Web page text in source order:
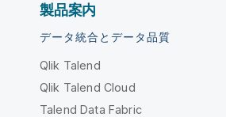
製品案内
データ統合とデータ品質
Qlik Talend
Qlik Talend Cloud
Talend Data Fabric